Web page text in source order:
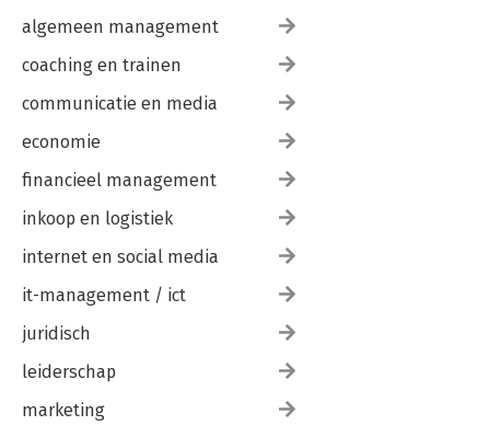
algemeen management
coaching en trainen
communicatie en media
economie
financieel management
inkoop en logistiek
internet en social media
it-management / ict
juridisch
leiderschap
marketing